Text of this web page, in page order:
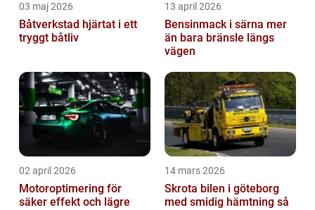
03 maj 2026
Båtverkstad hjärtat i ett
tryggt båtliv
13 april 2026
Bensinmack i särna mer
än bara bränsle längs
vägen
02 april 2026
Motoroptimering för
säker effekt och lägre
14 mars 2026
Skrota bilen i göteborg
med smidig hämtning så